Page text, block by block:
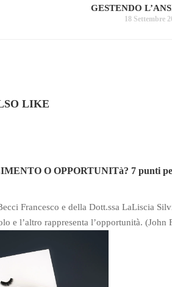
GESTENDO
18 Settembre
LIKE
O OPPORTUNITà? 7 punti
Francesco e della Dott.ssa LaLiscia
e l’altro rappresenta l’opportunità.